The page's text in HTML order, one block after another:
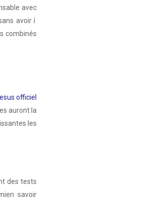
avec
avoir í
combinés
officiel
auront la
les
des tests
savoir